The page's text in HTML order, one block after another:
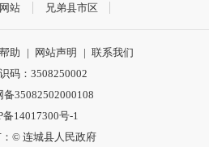
站
兄弟县市区
助 | 网站声明 | 联系我们
码：3508250002
备35082502000108
备14017300号-1
：© 连城县人民政府